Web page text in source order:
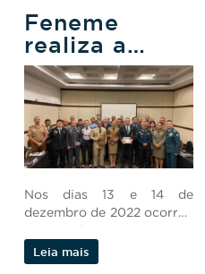
Feneme
realiza a
primeira
edição do
fórum
nacional de
lavratura do
Polícia Militar
Nos dias 13 e 14 de
dezembro de 2022 ocorreu
em Brasília-DF a primeira
edição do Fórum Nacional
de Lavratura do Termo
Leia mais